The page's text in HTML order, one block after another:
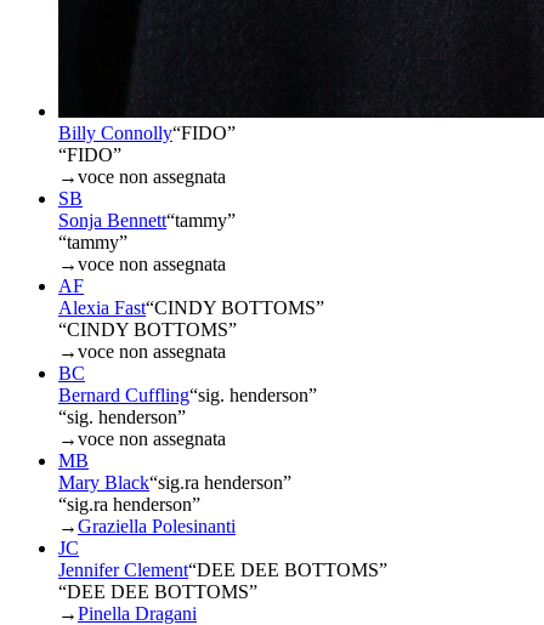
Billy Connolly“FIDO”
“FIDO”
→voce non assegnata
SB
Sonja Bennett“tammy”
“tammy”
→voce non assegnata
AF
Alexia Fast“CINDY BOTTOMS”
“CINDY BOTTOMS”
→voce non assegnata
BC
Bernard Cuffling“sig. henderson”
“sig. henderson”
→voce non assegnata
MB
Mary Black“sig.ra henderson”
“sig.ra henderson”
→Graziella Polesinanti
JC
Jennifer Clement“DEE DEE BOTTOMS”
“DEE DEE BOTTOMS”
→Pinella Dragani